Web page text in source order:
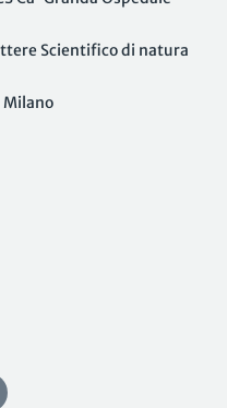
Scientifico di natura
Milano